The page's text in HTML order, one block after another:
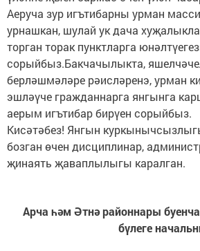
Аеруча зур игътибарны урман
урнашкан, шулай ук дача
торган торак пунктларга
сорыйбыз.Бакчачылыкта,
берләшмәләре рәисләренэ, урман
эшләүче гражданнарга янгынга
аерым игътибар бирүен сорыйбыз.
Кисәтәбез! Янгын
бозган өчен дисциплинар,
җинаять җаваплылыгы каралган.
Арча һәм Әтнә районнары
бүлеге